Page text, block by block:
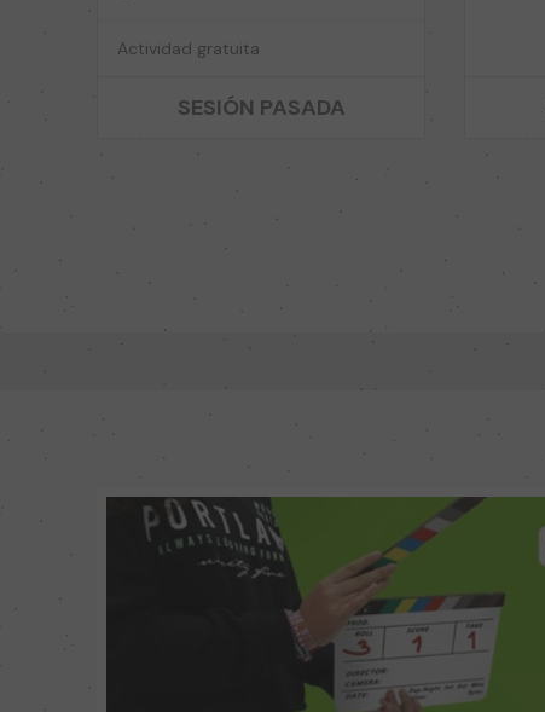
Actividad gratuita
SESIÓN PASADA